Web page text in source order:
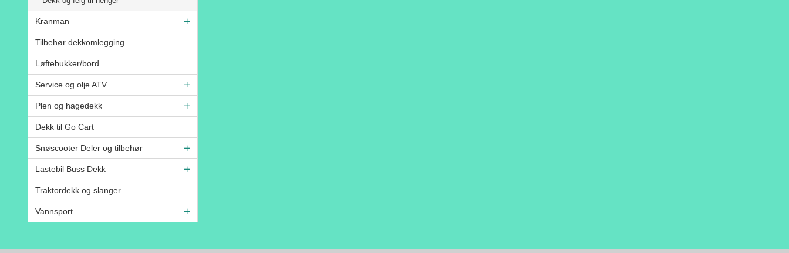
Kranman
Tilbehør dekkomlegging
Løftebukker/bord
Service og olje ATV
Plen og hagedekk
Dekk til Go Cart
Snøscooter Deler og tilbehør
Lastebil Buss Dekk
Traktordekk og slanger
Vannsport